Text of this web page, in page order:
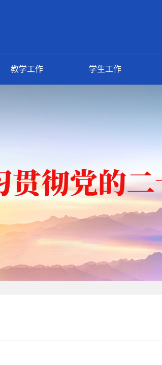
教学工作 学生工作